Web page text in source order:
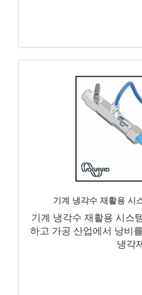
기계 냉각수 재활용 시
기계 냉각수 재활용 시스
하고 가공 산업에서 낭비
냉각